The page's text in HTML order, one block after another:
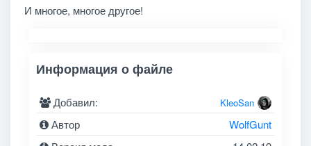
И многое, многое другое!
Информация о файле
Добавил: KleoSan
Автор
WolfGunt